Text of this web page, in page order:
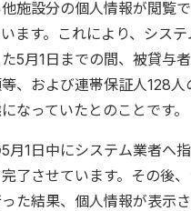
施設分の個人情報が閲覧
ます。これにより、シス
5月1日までの間、被貸与
、および連帯保証人128人
なっていたとのことです。
月1日中にシステム業者へ
了させています。その後
た結果、個人情報が表示